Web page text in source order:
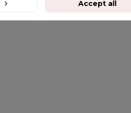
Accept all